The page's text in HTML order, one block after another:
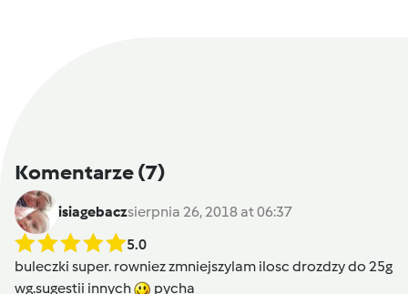
Komentarze(7)
isiagebaczsierpnia 26, 2018 at 06:37
5.0
buleczki super. rowniez zmniejszylam ilosc drozdzy do 25g
wg.sugestii innych
pycha